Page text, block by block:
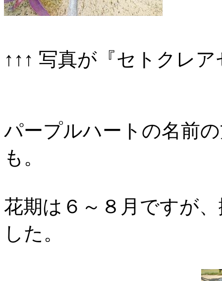
↑↑↑ 写真が『セトクレ
パープルハートの名前
も。
花期は６～８月ですが
した。